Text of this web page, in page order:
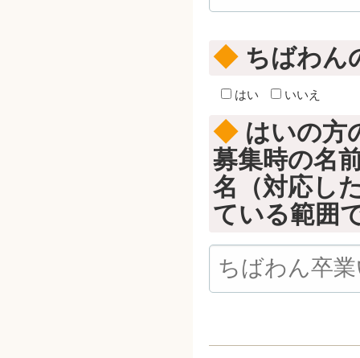
◆ちばわん
はい いいえ
◆はいの方
募集時の名
名（対応し
ている範囲